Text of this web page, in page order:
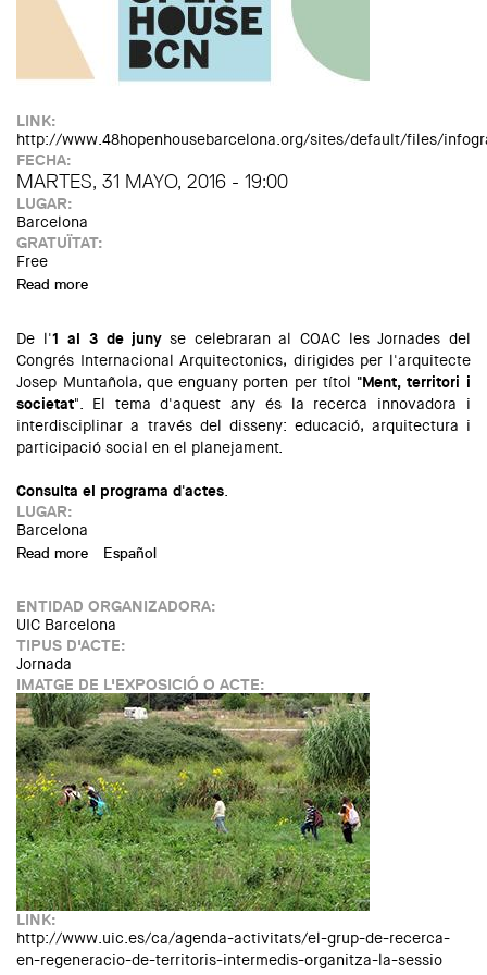
LINK:
http://www.48hopenhousebarcelona.org/sites/default/files/
FECHA:
MARTES, 31 MAYO, 2016 - 19:00
LUGAR:
Barcelona
GRATUÏTAT:
Free
Read more
De l'1 al 3 de junyse celebraran al COAC les Jornades del
Congrés Internacional Arquitectonics, dirigides per l'arquitecte
Josep Muntañola, que enguany porten per títol "Ment, territori i
societat". El tema d'aquest any és la recerca innovadora i
interdisciplinar a través del disseny: educació, arquitectura i
participació social en el planejament.
Consulta el programa d'actes.
LUGAR:
Barcelona
Read more about Congrés "Ment, territori i societat"
Español
ENTIDAD ORGANIZADORA:
UIC Barcelona
TIPUS D'ACTE:
Jornada
IMATGE DE L'EXPOSICIÓ O ACTE:
LINK:
http://www.uic.es/ca/agenda-activitats/el-grup-de-recerca-
en-regeneracio-de-territoris-intermedis-organitza-la-sessio